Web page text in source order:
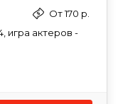
От 170 р.
игра актеров -